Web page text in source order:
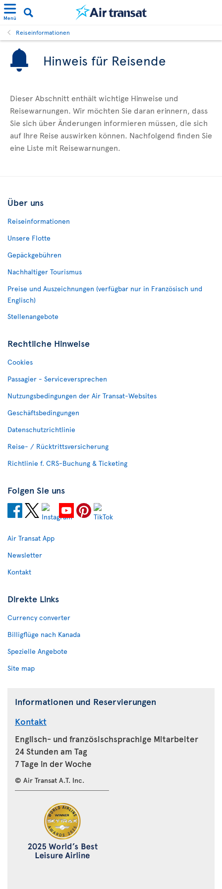
Menü
Reiseinformationen
Hinweis für Reisende
Dieser Abschnitt enthält wichtige Hinweise und
Reisewarnungen. Wir möchten Sie daran erinnern, dass
Sie sich über Änderungen informieren müssen, die sich
auf Ihre Reise auswirken können. Nachfolgend finden Sie
eine Liste mit Reisewarnungen.
Über uns
Reiseinformationen
Unsere Flotte
Gepäckgebühren
Nachhaltiger Tourismus
Preise und Auszeichnungen (verfügbar nur in Französisch und
Englisch)
Stellenangebote
Rechtliche Hinweise
Cookies
Passagier - Serviceversprechen
Nutzungsbedingungen der Air Transat-Websites
Geschäftsbedingungen
Datenschutzrichtlinie
Reise- / Rücktrittsversicherung
Richtlinie f. CRS-Buchung & Ticketing
Folgen Sie uns
Air Transat App
Newsletter
Kontakt
Direkte Links
Currency converter
Billigflüge nach Kanada
Spezielle Angebote
Site map
Informationen und Reservierungen
Kontakt
Englisch- und französischsprachige Mitarbeiter
24 Stunden am Tag
7 Tage in der Woche
© Air Transat A.T. Inc.